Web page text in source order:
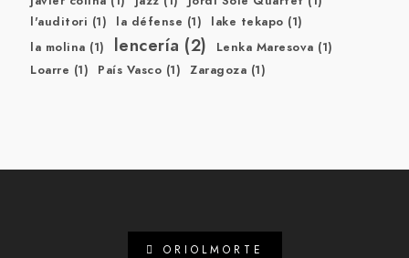
l'auditori (1) la défense (1) lake tekapo (1)
la molina (1) lencería (2) Lenka Maresova (1)
Loarre (1) País Vasco (1) Zaragoza (1)
ORIOLMORTE